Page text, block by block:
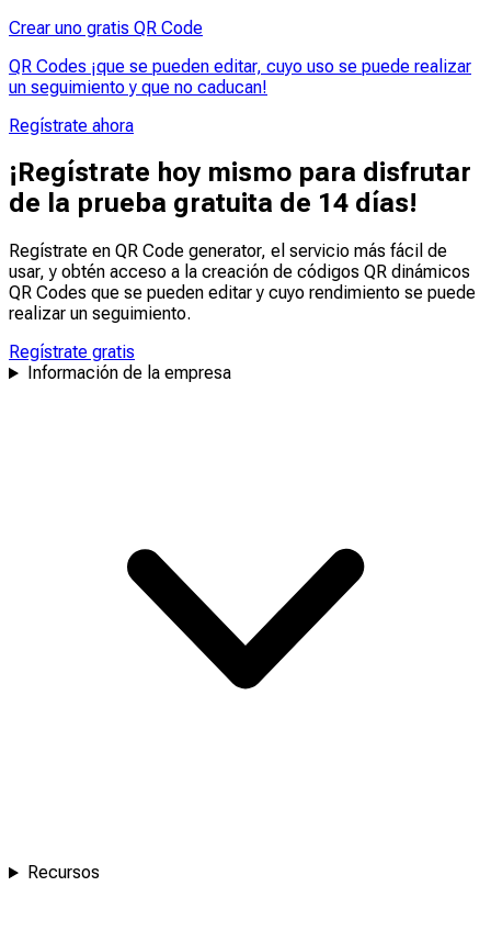
Crear uno gratis QR Code
QR Codes ¡que se pueden editar, cuyo uso se puede realizar
un seguimiento y que no caducan!
Regístrate ahora
¡Regístrate hoy mismo para disfrutar
de la prueba gratuita de 14 días!
Regístrate en QR Code generator, el servicio más fácil de
usar, y obtén acceso a la creación de códigos QR dinámicos
QR Codes que se pueden editary cuyo rendimiento se puede
realizar un seguimiento.
Regístrate gratis
Información de la empresa
Recursos